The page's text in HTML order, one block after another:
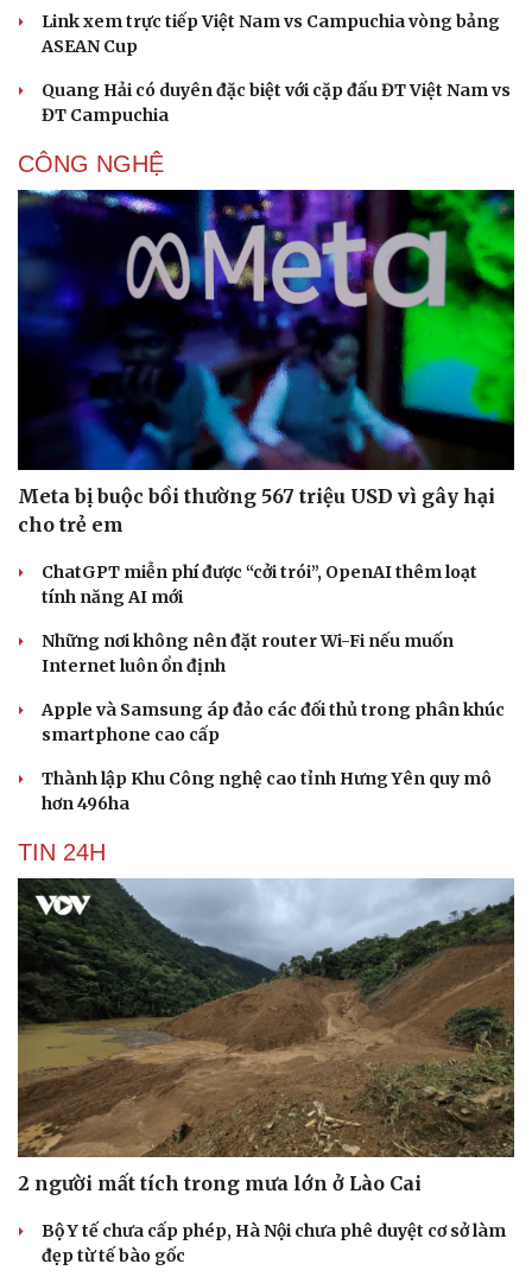
Du lịch
Tư vấn
Săn Tour
check-in
Podcast
Câu chuyện thời sự
Đọc truyện đêm khuya
Cửa sổ tình yêu
Kể chuyện cho bé
Hạt giống tâm hồn
Link xem trực tiếp Việt Nam vs Campuchia vòng bảng
ASEAN Cup
Quang Hải có duyên đặc biệt với cặp đấu ĐT Việt Nam vs
ĐT Campuchia
CÔNG NGHỆ
Meta bị buộc bồi thường 567 triệu USD vì gây hại
cho trẻ em
ChatGPT miễn phí được “cởi trói”, OpenAI thêm loạt
tính năng AI mới
Những nơi không nên đặt router Wi-Fi nếu muốn
Internet luôn ổn định
Apple và Samsung áp đảo các đối thủ trong phân khúc
smartphone cao cấp
Thành lập Khu Công nghệ cao tỉnh Hưng Yên quy mô
hơn 496ha
TIN 24H
2 người mất tích trong mưa lớn ở Lào Cai
Bộ Y tế chưa cấp phép, Hà Nội chưa phê duyệt cơ sở làm
đẹp từ tế bào gốc